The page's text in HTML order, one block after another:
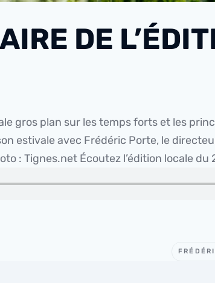
DE
gros plan sur les temps forts et les
estivale avec Frédéric Porte, le
: Tignes.net Écoutez l’édition locale du